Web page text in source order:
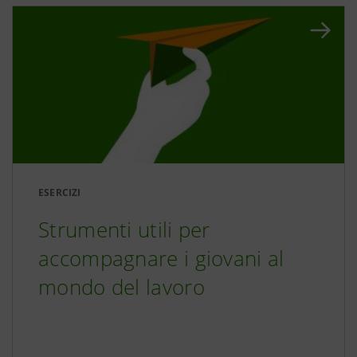
ESERCIZI
Strumenti utili per
accompagnare i giovani al
mondo del lavoro